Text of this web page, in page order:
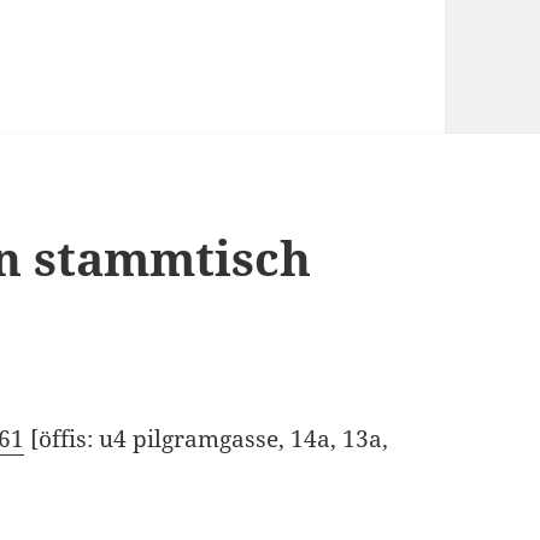
stammtisch
[öffis: u4 pilgramgasse, 14a, 13a,